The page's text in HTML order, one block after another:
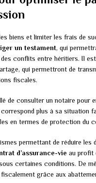
biens et limiter les frais de
un testament, qui
conflits entre héritiers. Il
qui permettront de
fiscales.
de consulter un notaire pour
plus à sa situation
en termes de protection du
permettant de réduire
d’assurance-vie au profit
certaines conditions. De
fiscalement grâce aux